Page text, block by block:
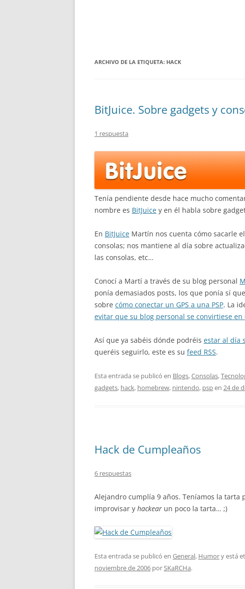
ARCHIVO DE LA ETIQUETA: HACK
BitJuice. Sobre gadgets y
1 respuesta
Tenía pendiente desde hace mucho
nombre es BitJuice y en él habla sobre
En BitJuice Martín nos cuenta cómo sacarle
consolas; nos mantiene al día sobre
las consolas, etc…
Conocí a Martí a través de su blog personal
ponía demasiados posts, los que ponía sí
sobre cómo conectar un GPS a una PSP. La
evitar que su blog personal se convirtiese
Así que ya sabéis dónde podréis estar al día
queréis seguirlo, este es su feed RSS.
Esta entrada se publicó en Blogs,Consolas,
gadgets, hack, homebrew, nintendo, pspen 24 de
Hack de Cumpleaños
6 respuestas
Alejandro cumplía 9 años. Teníamos la tarta
improvisar y hackear un poco la tarta… ;)
Esta entrada se publicó en General, Humory está
noviembre de 2006 porSKaRCHa.